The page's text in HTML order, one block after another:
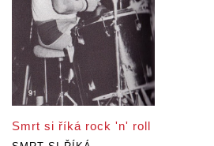
Smrt si říká rock 'n' roll